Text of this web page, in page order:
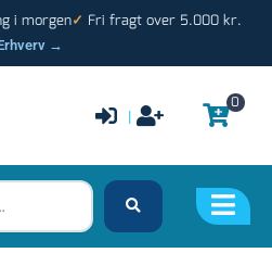
i morgen✓ Fri fragt over 5.000 kr.
→
|
0